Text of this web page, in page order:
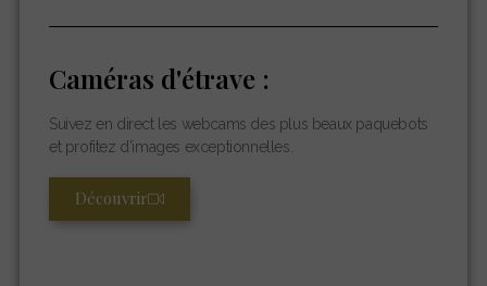
Caméras d'étrave :
Suivez en direct les webcams des plus beaux paquebots
et profitez d’images exceptionnelles.
Découvrir